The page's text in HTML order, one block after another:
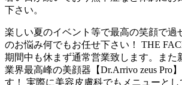
下さい。
楽しい夏のイベント等で最高の笑顔で過
のお悩み何でもお任せ下さい！ THE
期間中も休まず通常営業致します。また
業界最高峰の美顔器【Dr.Arrivo zeus Pro
す！ 実際に美容皮膚科でもメニューとし